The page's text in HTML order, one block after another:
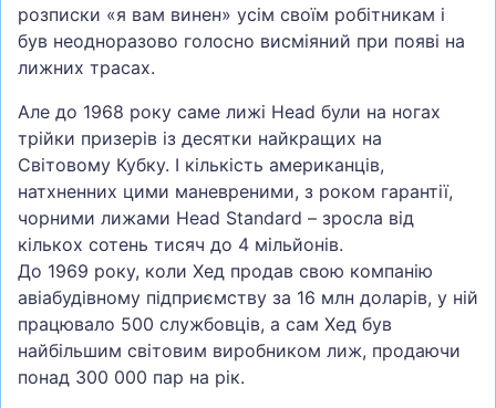
розписки «я вам винен» усім своїм робітникам і
був неодноразово голосно висміяний при появі на
лижних трасах.
Але до 1968 року саме лижі Head були на ногах
трійки призерів із десятки найкращих на
Світовому Кубку. І кількість американців,
натхненних цими маневреними, з роком гарантії,
чорними лижами Head Standard – зросла від
кількох сотень тисяч до 4 мільйонів.
До 1969 року, коли Хед продав свою компанію
авіабудівному підприємству за 16 млн доларів, у ній
працювало 500 службовців, а сам Хед був
найбільшим світовим виробником лиж, продаючи
понад 300 000 пар на рік.